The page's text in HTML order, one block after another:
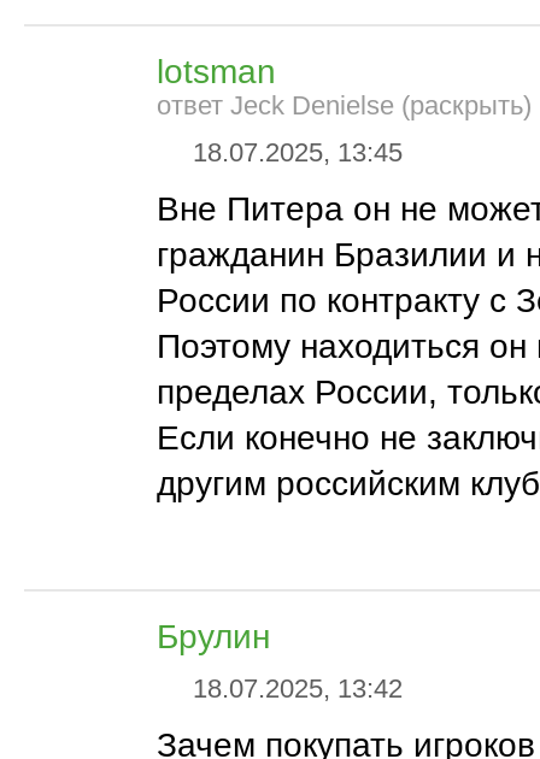
lotsman
ответ Jeck Denielse (раскрыть)
18.07.2025, 13:45
Вне Питера он не
гражданин Бразилии и
России по контракту с
Поэтому находиться он
пределах России,
Если конечно не
другим российским
Брулин
18.07.2025, 13:42
Зачем покупать